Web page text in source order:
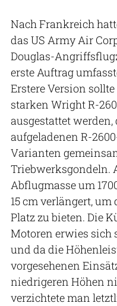
Nach Frankreich
das US Army Air
Douglas-
erste Auftrag
Erstere Version sollte
starken Wright R-
ausgestattet
aufgeladenen R-
Varianten
Triebwerksgondeln.
Abflugmasse um
15 cm verlängert,
Platz zu bieten. Die
Motoren erwies sich
und da die
vorgesehenen
niedrigeren Höhen
verzichtete man